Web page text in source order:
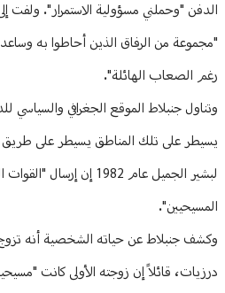
الدفن "وحملني مسؤولية الاستمرار". ولفت
"مجموعة من الرفاق الذين أحاطوا به
رغم الصعاب الهائلة".
وتناول جنبلاط الموقع الجغرافي والسياسي
يسيطر على تلك المناطق يسيطر على
لبشير الجميل عام 1982 إن
المسيحيين".
وكشف جنبلاط عن حياته الشخصية أنه
درزيات، قائلاً إن زوجته الأولى كانت